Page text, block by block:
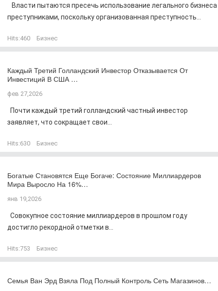
Власти пытаются пресечь использование легального бизнеса
преступниками, поскольку организованная преступность...
Hits:460 Бизнес
Каждый Третий Голландский Инвестор Отказывается От
Инвестиций В США …
фев 27,2026
Почти каждый третий голландский частный инвестор
заявляет, что сокращает свои...
Hits:630 Бизнес
Богатые Становятся Еще Богаче: Состояние Миллиардеров
Мира Выросло На 16%…
янв 19,2026
Совокупное состояние миллиардеров в прошлом году
достигло рекордной отметки в...
Hits:753 Бизнес
Семья Ван Эрд Взяла Под Полный Контроль Сеть Магазинов…